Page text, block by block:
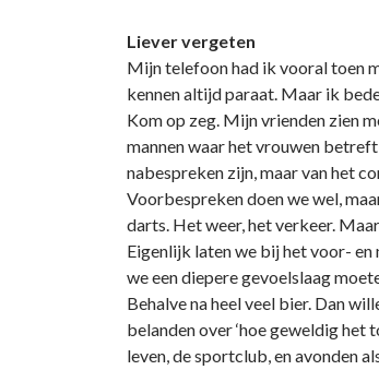
Liever vergeten
Mijn telefoon had ik vooral toen
kennen altijd paraat. Maar ik
Kom op zeg. Mijn vrienden zien
mannen waar het vrouwen
nabespreken zijn, maar van het
Voorbespreken doen we wel,
darts. Het weer, het verkeer.
Eigenlijk laten we bij het voor-
we een diepere gevoelslaag
Behalve na heel veel bier. Dan
belanden over ‘hoe geweldig het
leven, de sportclub, en avonden